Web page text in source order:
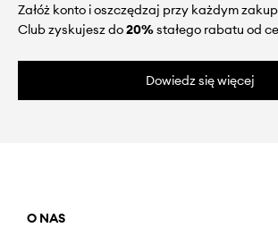
Załóż konto i oszczędzaj przy każdym
Club zyskujesz do20%stałego rabatu od
Dowiedz się więcej
O NAS